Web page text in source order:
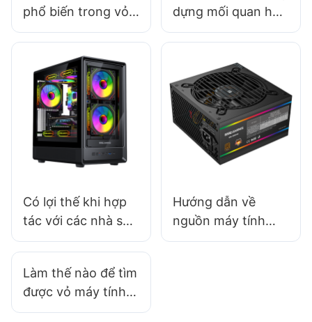
phổ biến trong vỏ
máy tính chơi
dựng mối quan hệ
bền chặt với các
máy tính chơi
game?
Có lợi thế khi hợp
tác với các nhà sản
xuất vỏ máy tính
Hướng dẫn về
nguồn máy tính
năm 2025: Chọn
Làm thế nào để tìm
được vỏ máy tính
chơi game phù hợp